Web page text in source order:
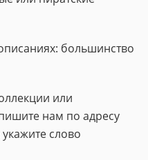
большинство
или
нам по адресу
слово